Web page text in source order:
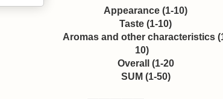
Appearance (1-10)
Taste (1-10)
Aromas and other characteristics
10)
Overall (1-20
SUM (1-50)